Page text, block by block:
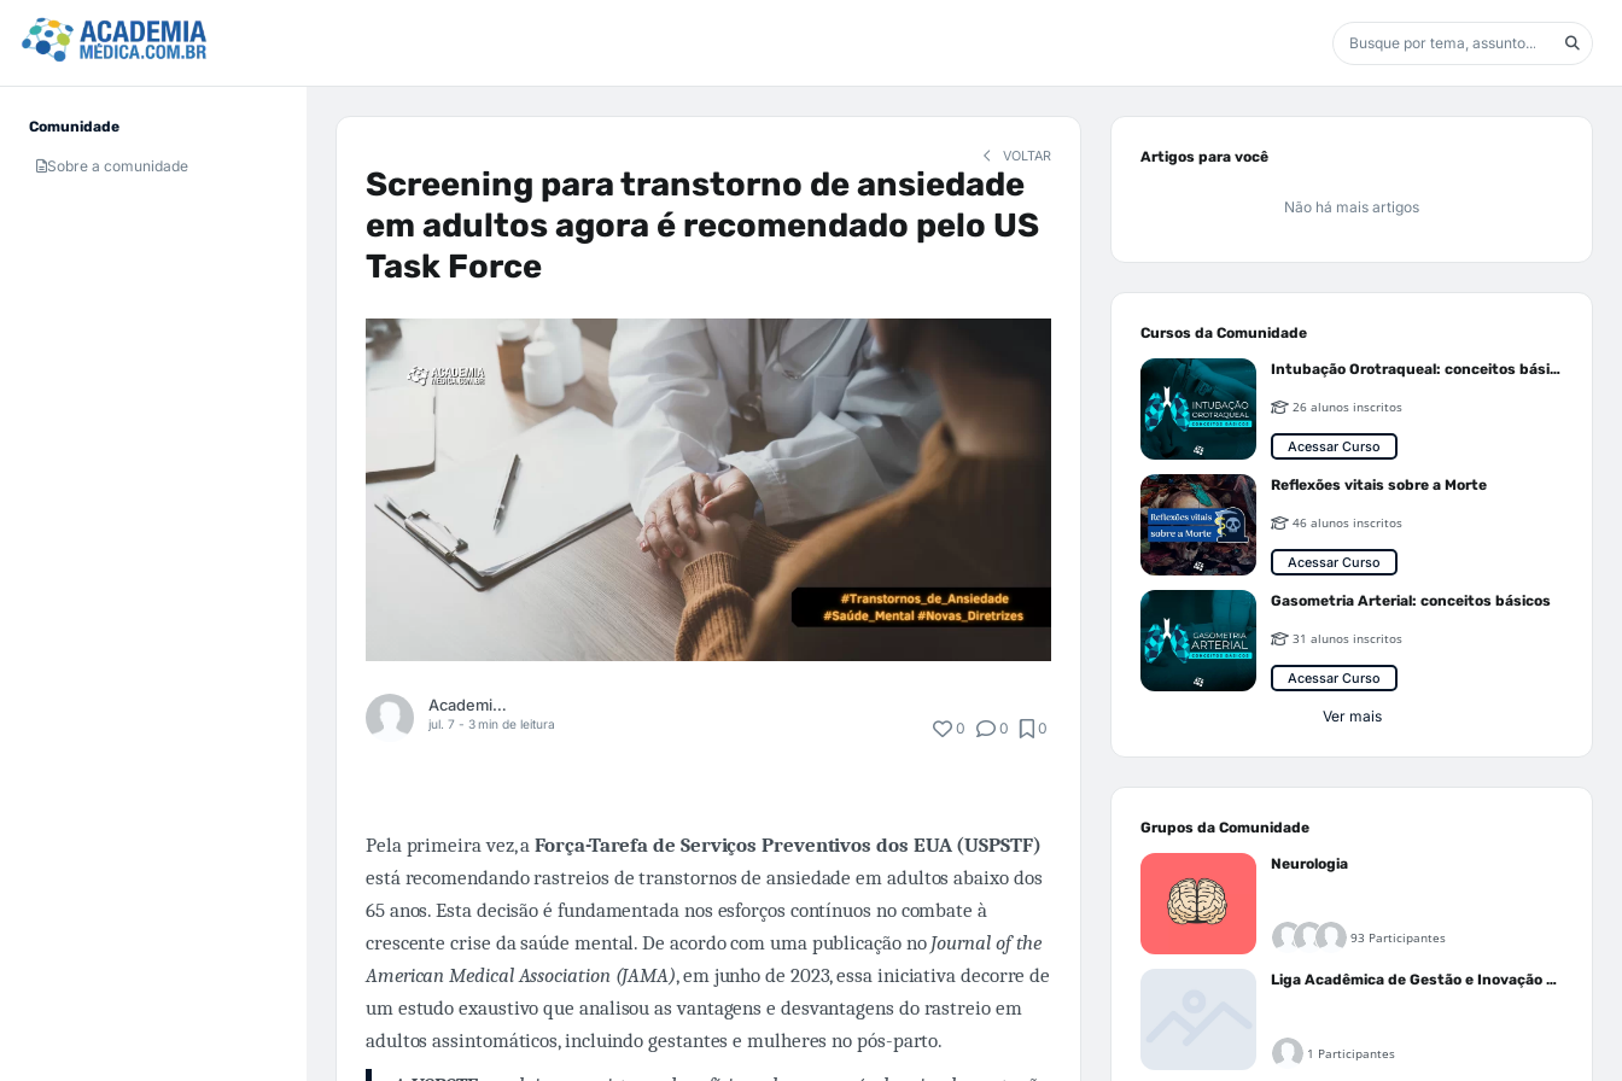
Comunidade
Sobre a comunidade
VOLTAR
Screening para transtorno de ansiedade
em adultos agora é recomendado pelo US
Task Force
Academia Médica
jul. 7 - 3 min de leitura 0 0 0
Pela primeira vez, aForça-Tarefa de Serviços Preventivos dos EUA (USPSTF)
está recomendando rastreios de transtornos de ansiedade em adultos abaixo dos
65 anos. Esta decisão é fundamentada nos esforços contínuos no combate à
crescente crise da saúde mental. De acordo com uma publicação no Journal of the
American Medical Association (JAMA), em junho de 2023, essa iniciativa decorre de
um estudo exaustivo que analisou as vantagens e desvantagens do rastreio em
adultos assintomáticos, incluindo gestantes e mulheres no pós-parto.
Artigos para você
Não há mais artigos
Cursos da Comunidade
Intubação Orotraqueal: conceitos básicos
26 alunos inscritos
Acessar Curso
Reflexões vitais sobre a Morte
46 alunos inscritos
Acessar Curso
Gasometria Arterial: conceitos básicos
31 alunos inscritos
Acessar Curso
Ver mais
Grupos da Comunidade
Neurologia
93 Participantes
Liga Acadêmica de Gestão e Inovação Médica - LAGIM
1 Participantes